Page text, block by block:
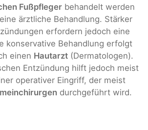
Fußpfleger behandelt werden
ärztliche Behandlung. Stärker
erfordern jedoch eine
konservative Behandlung erfolgt
einen Hautarzt (Dermatologen).
Entzündung hilft jedoch meist
operativer Eingriff, der meist
durchgeführt wird.